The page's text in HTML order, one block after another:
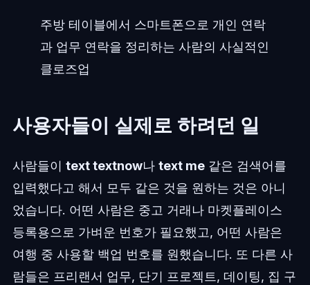
주방 테이블에서 스마트폰으로 개인 연락
과 업무 연락을 정리하는 사람의 사실적인
클로즈업
사용자들이 실제로 하려던 일
사람들이 text textnow나 text me같은 검색어를
입력했다고 해서 모두 같은 것을 원하는 것은 아니
었습니다. 어떤 사람은 중고 거래나 마켓플레이스
등록용으로 가벼운 번호가 필요했고, 어떤 사람은
여행 중 사용할 백업 번호를 원했습니다. 또 다른 사
람들은 프리랜서 업무, 단기 프로젝트, 데이팅, 집 구